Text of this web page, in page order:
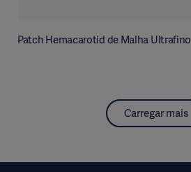
Patch Hemacarotid de Malha Ultrafino
Carregar mais